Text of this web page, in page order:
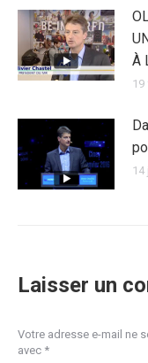
À
19
14
Laisser un
Votre adresse e-mail ne
avec *